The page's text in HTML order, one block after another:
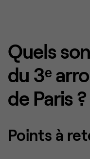
Quels
du 3ᵉ
de Paris ?
Points à